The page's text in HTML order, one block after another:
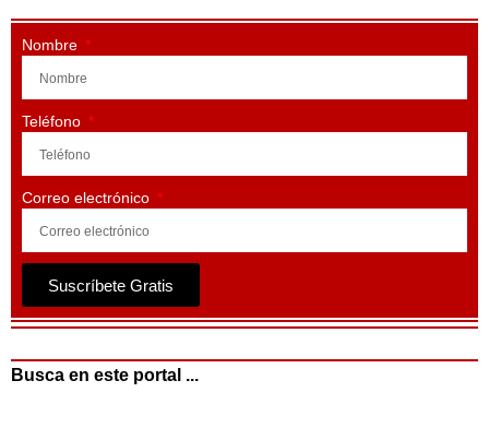
Nombre
Teléfono
Correo electrónico
Suscríbete Gratis
Busca en este portal ...